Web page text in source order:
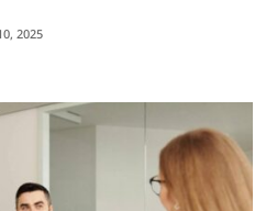
2025